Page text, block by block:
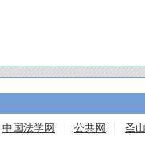
中国法学网 公共网 圣